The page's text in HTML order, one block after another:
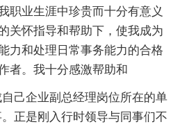
职业生涯中珍贵而十分有意义
关怀指导和帮助下，使我成为
力和处理日常事务能力的合格
者。我十分感激帮助和
己企业副总经理岗位所在的单
正是刚入行时领导与同事们不